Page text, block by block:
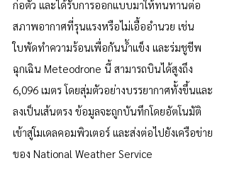
ก่อตัว และได้รับการออกแบบมาให้ทนทานต่อ
สภาพอากาศที่รุนแรงหรือไม่เอื้ออำนวย เช่น
ใบพัดทำความร้อนเพื่อกันน้ำแข็ง และร่มชูชีพ
ฉุกเฉิน Meteodrone นี้ สามารถบินได้สูงถึง
6,096 เมตร โดยสุ่มตัวอย่างบรรยากาศทั้งขึ้นและ
ลงเป็นเส้นตรง ข้อมูลจะถูกบันทึกโดยอัตโนมัติ
เข้าสู่โมเดลคอมพิวเตอร์ และส่งต่อไปยังเครือข่าย
ของ National Weather Service